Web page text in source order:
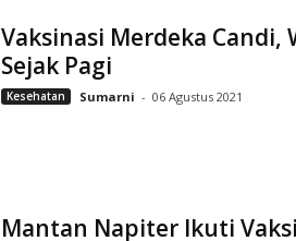
Vaksinasi Merdeka Candi,
Sejak Pagi
Kesehatan Sumarni - 06 Agustus 2021
Mantan Napiter Ikuti